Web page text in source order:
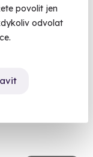
povolit jen
odvolat